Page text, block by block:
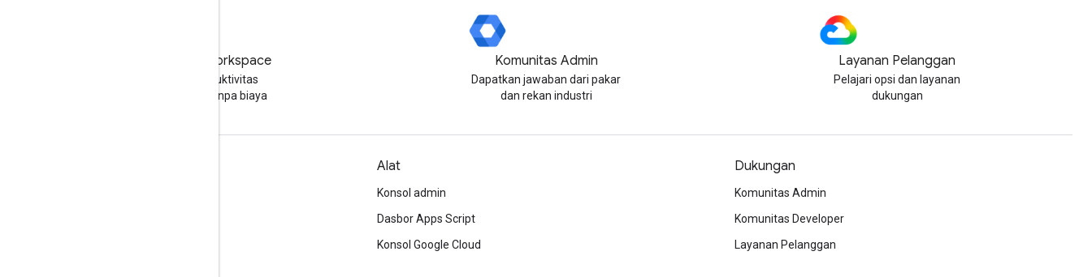
Coba Google Workspace
Tingkatkan produktivitas
Anda dengan AI tanpa biaya
Komunitas Admin
Dapatkan jawaban dari pakar
dan rekan industri
Layanan Pelanggan
Pelajari opsi dan layanan
dukungan
Alat
Konsol admin
Dasbor Apps Script
Konsol Google Cloud
Dukungan
Komunitas Admin
Komunitas Developer
Layanan Pelanggan